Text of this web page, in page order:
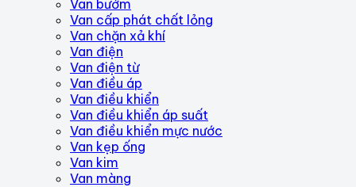
Van bướm
Van cấp phát chất lỏng
Van chặn xả khí
Van điện
Van điện từ
Van điều áp
Van điều khiển
Van điều khiển áp suất
Van điều khiển mực nước
Van kẹp ống
Van kim
Van màng